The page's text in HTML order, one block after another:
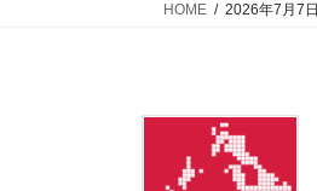
HOME 2026年7月7日